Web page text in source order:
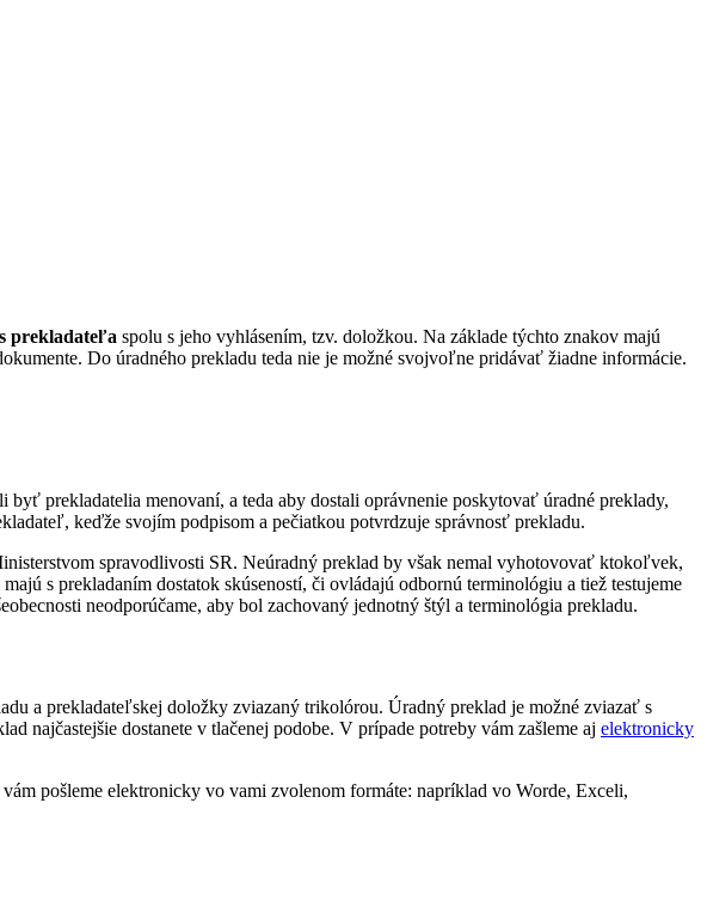
prekladateľa spolu s jeho vyhlásením, tzv. doložkou. Na základe týchto znakov majú
Do úradného prekladu teda nie je možné svojvoľne pridávať žiadne informácie.
byť prekladatelia menovaní, a teda aby dostali oprávnenie poskytovať úradné preklady,
keďže svojím podpisom a pečiatkou potvrdzuje správnosť prekladu.
spravodlivosti SR. Neúradný preklad by však nemal vyhotovovať ktokoľvek,
s prekladaním dostatok skúseností, či ovládajú odbornú terminológiu a tiež testujeme
neodporúčame, aby bol zachovaný jednotný štýl a terminológia prekladu.
a prekladateľskej doložky zviazaný trikolórou. Úradný preklad je možné zviazať s
najčastejšie dostanete v tlačenej podobe. V prípade potreby vám zašleme aj elektronicky
pošleme elektronicky vo vami zvolenom formáte: napríklad vo Worde, Exceli,